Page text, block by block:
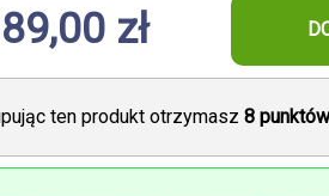
przez wszystkie moje cztery koty!
zł
ten produkt otrzymasz 8